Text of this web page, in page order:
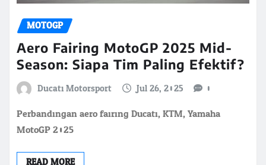
MOTOGP
Aero Fairing MotoGP 2025 Mid-
Season: Siapa Tim Paling Efektif?
Ducati Motorsport Jul 26, 2025 0
Perbandingan aero fairing Ducati, KTM, Yamaha
MotoGP 2025